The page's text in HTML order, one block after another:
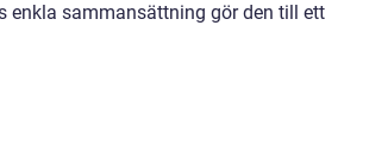
enkla sammansättning gör den till ett